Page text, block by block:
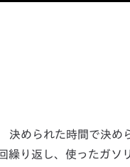
決められた時間で決め
繰り返し、使ったガソリ